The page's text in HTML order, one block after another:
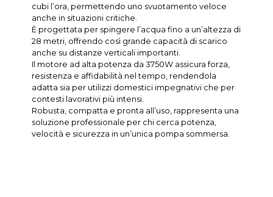
cubi l’ora, permettendo uno svuotamento veloce
anche in situazioni critiche.
È progettata per spingere l’acqua fino a un’altezza di
28 metri, offrendo così grande capacità di scarico
anche su distanze verticali importanti.
Il motore ad alta potenza da 3750W assicura forza,
resistenza e affidabilità nel tempo, rendendola
adatta sia per utilizzi domestici impegnativi che per
contesti lavorativi più intensi.
Robusta, compatta e pronta all’uso, rappresenta una
soluzione professionale per chi cerca potenza,
velocità e sicurezza in un’unica pompa sommersa.